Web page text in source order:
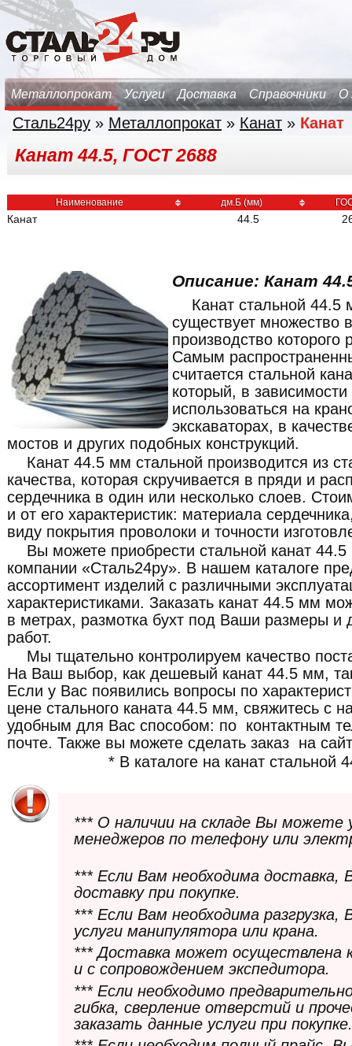
Металлопрокат Услуги Доставка Справочники О
Сталь24ру » Металлопрокат » Канат » Канат
Канат 44.5, ГОСТ 2688
Наименование дм.Б (мм)
Канат 44.5
Описание: Канат
Канат стальной
существует множество
производство
Самым
считается стальной
который, в
использоваться на
экскаваторах, в
мостов и других подобных конструкций.
Канат 44.5 мм стальной производится из
качества, которая скручивается в пряди и
сердечника в один или несколько слоев.
и от его характеристик: материала
виду покрытия проволоки и точности
Вы можете приобрести стальной канат
компании «Сталь24ру». В нашем каталоге
ассортимент изделий с различными
характеристиками. Заказать канат 44.5 мм
в метрах, размотка бухт под Ваши размеры и
работ.
Мы тщательно контролируем качество
На Ваш выбор, как дешевый канат 44.5 мм,
Если у Вас появились вопросы по
цене стального каната 44.5 мм, свяжитесь
удобным для Вас способом: по контактным
почте. Также вы можете сделать заказ на
* В каталоге на канат стальной
*** О наличии на складе Вы можете
менеджеров по телефону или
*** Если Вам необходима
доставку при покупке.
*** Если Вам необходима
услуги манипулятора или крана.
*** Доставка может осуществлена
и с сопровождением экспедитора.
*** Если необходимо
гибка, сверление отверстий и
заказать данные услуги при покупке.